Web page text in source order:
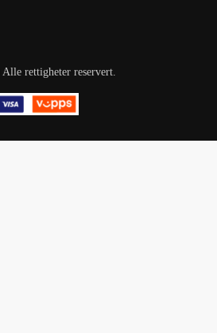
Alle rettigheter reservert.